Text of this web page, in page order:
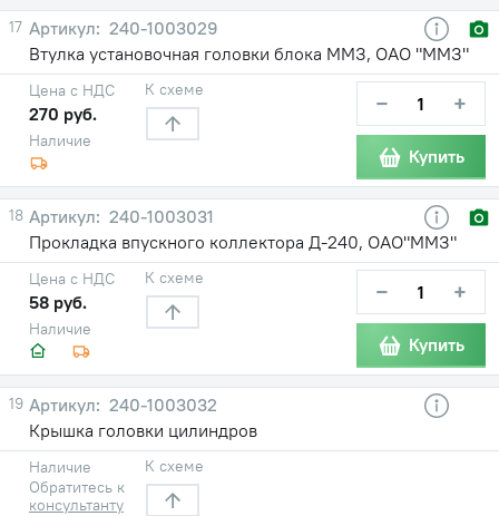
17
240-1003029
Втулка установочная головки блока ММЗ, ОАО "ММЗ"
Наличие
Цена с НДС
270 руб.
К схеме − +
Купить
18
240-1003031
Прокладка впускного коллектора Д-240, ОАО"ММЗ"
Наличие
Цена с НДС
58 руб.
К схеме − +
Купить
19
240-1003032
Крышка головки цилиндров
Наличие
Обратитесь к
консультанту
К схеме